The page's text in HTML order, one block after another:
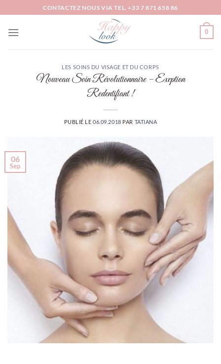
au
contenu
CONTACTEZ NOUS VIA TEL. +33 7 871 658 86
0
LES SOINS DU VISAGE ET DU CORPS
Nouveau Soin Révolutionnaire – Exeption
Redentifiant !
PUBLIÉ LE06.09.2018 PAR TATIANA
06
Sep